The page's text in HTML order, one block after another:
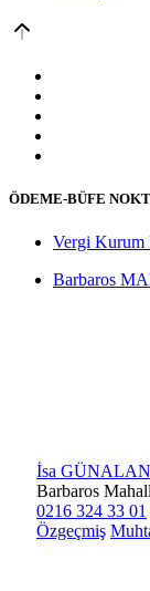
ÖDEME-BÜFE
Vergi Kurum
Barbaros
İsa GÜNALAN
Barbaros
0216 324 33 01
Özgeçmiş